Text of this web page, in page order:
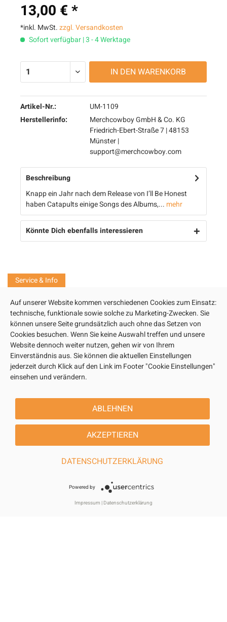
13,00 € *
*inkl. MwSt.zzgl. Versandkosten
Sofort verfügbar | 3 - 4 Werktage
IN DEN WARENKORB
Artikel-Nr.:
UM-1109
Herstellerinfo:
Merchcowboy GmbH & Co. KG
Friedrich-Ebert-Straße 7 | 48153
Münster |
support@merchcowboy.com
Beschreibung
Knapp ein Jahr nach dem Release von I’ll Be Honest
haben Catapults einige Songs des Albums,... mehr
Könnte Dich ebenfalls interessieren
Service & Info
INFORMATIONEN
SHOP SERVICE
VERSAND
ZAHLUNGSARTEN
* Alle Preise inkl. gesetzl. Mehrwertsteuer zzgl.Versandkostenund
ggf. Nachnahmegebühren, wenn nicht anders beschrieben
Theme version: 2026.7.1 | © 2007 - 2026 | POWERED BY:
Auf unserer Website kommen verschiedenen Cookies zum Einsatz:
technische, funktionale sowie solche zu Marketing-Zwecken. Sie
können unsere Seite grundsätzlich auch ohne das Setzen von
Cookies besuchen. Wenn Sie keine Auswahl treffen und unsere
Website dennoch weiter nutzen, gehen wir von Ihrem
Einverständnis aus. Sie können die aktuellen Einstellungen
jederzeit durch Klick auf den Link im Footer "Cookie Einstellungen"
einsehen und verändern.
ABLEHNEN
AKZEPTIEREN
DATENSCHUTZERKLÄRUNG
Powered by
Impressum | Datenschutzerklärung